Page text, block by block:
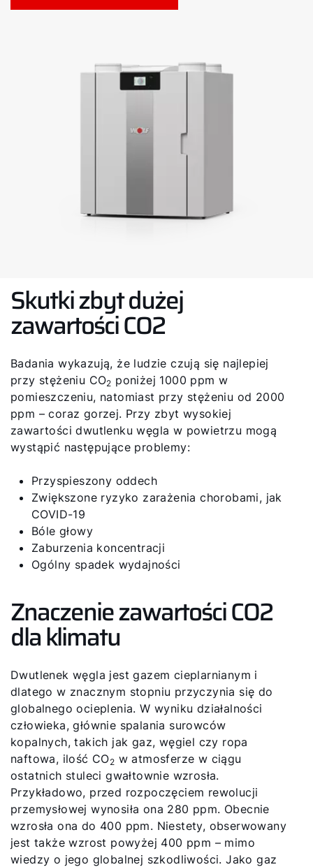
Skutki zbyt dużej
zawartości CO2
Badania wykazują, że ludzie czują się najlepiej
przy stężeniu CO2 poniżej 1000 ppm w
pomieszczeniu, natomiast przy stężeniu od 2000
ppm – coraz gorzej. Przy zbyt wysokiej
zawartości dwutlenku węgla w powietrzu mogą
wystąpić następujące problemy:
Przyspieszony oddech
Zwiększone ryzyko zarażenia chorobami, jak
COVID-19
Bóle głowy
Zaburzenia koncentracji
Ogólny spadek wydajności
Znaczenie zawartości CO2
dla klimatu
Dwutlenek węgla jest gazem cieplarnianym i
dlatego w znacznym stopniu przyczynia się do
globalnego ocieplenia. W wyniku działalności
człowieka, głównie spalania surowców
kopalnych, takich jak gaz, węgiel czy ropa
naftowa, ilość CO2 w atmosferze w ciągu
ostatnich stuleci gwałtownie wzrosła.
Przykładowo, przed rozpoczęciem rewolucji
przemysłowej wynosiła ona 280 ppm. Obecnie
wzrosła ona do 400 ppm. Niestety, obserwowany
jest także wzrost powyżej 400 ppm – mimo
wiedzy o jego globalnej szkodliwości. Jako gaz